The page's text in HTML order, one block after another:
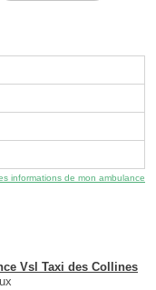
informations de mon ambulance
Vsl Taxi des Collines